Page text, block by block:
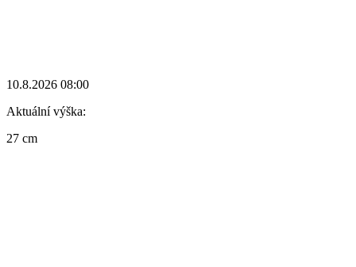
10.8.2026 08:00
Aktuální výška:
27 cm